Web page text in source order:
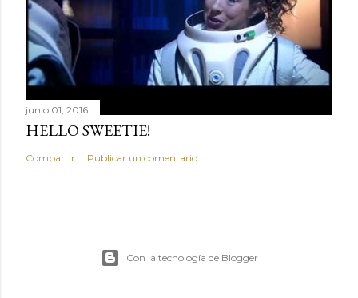
junio 01, 2016
HELLO SWEETIE!
Compartir Publicar un comentario
Con la tecnología de Blogger